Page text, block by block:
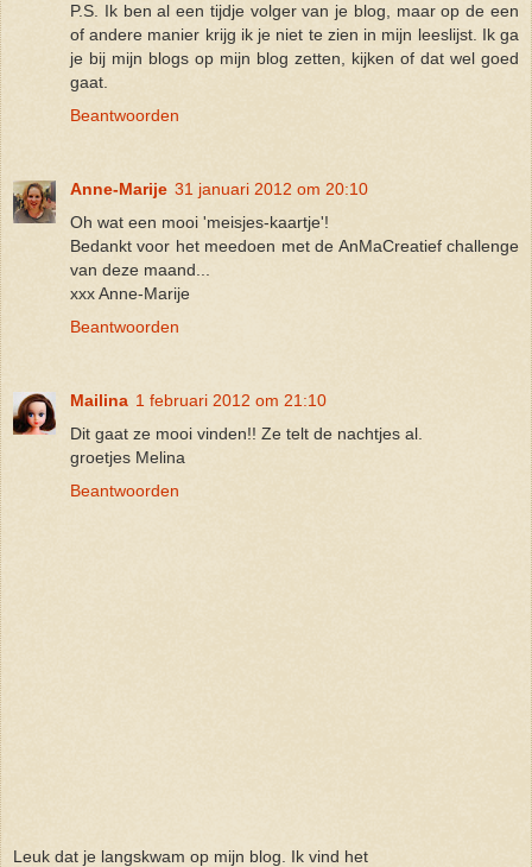
P.S. Ik ben al een tijdje volger van je blog, maar op de een
of andere manier krijg ik je niet te zien in mijn leeslijst. Ik ga
je bij mijn blogs op mijn blog zetten, kijken of dat wel goed
gaat.
Beantwoorden
Anne-Marije 31 januari 2012 om 20:10
Oh wat een mooi 'meisjes-kaartje'!
Bedankt voor het meedoen met de AnMaCreatief challenge
van deze maand...
xxx Anne-Marije
Beantwoorden
Mailina 1 februari 2012 om 21:10
Dit gaat ze mooi vinden!! Ze telt de nachtjes al.
groetjes Melina
Beantwoorden
Leuk dat je langskwam op mijn blog. Ik vind het